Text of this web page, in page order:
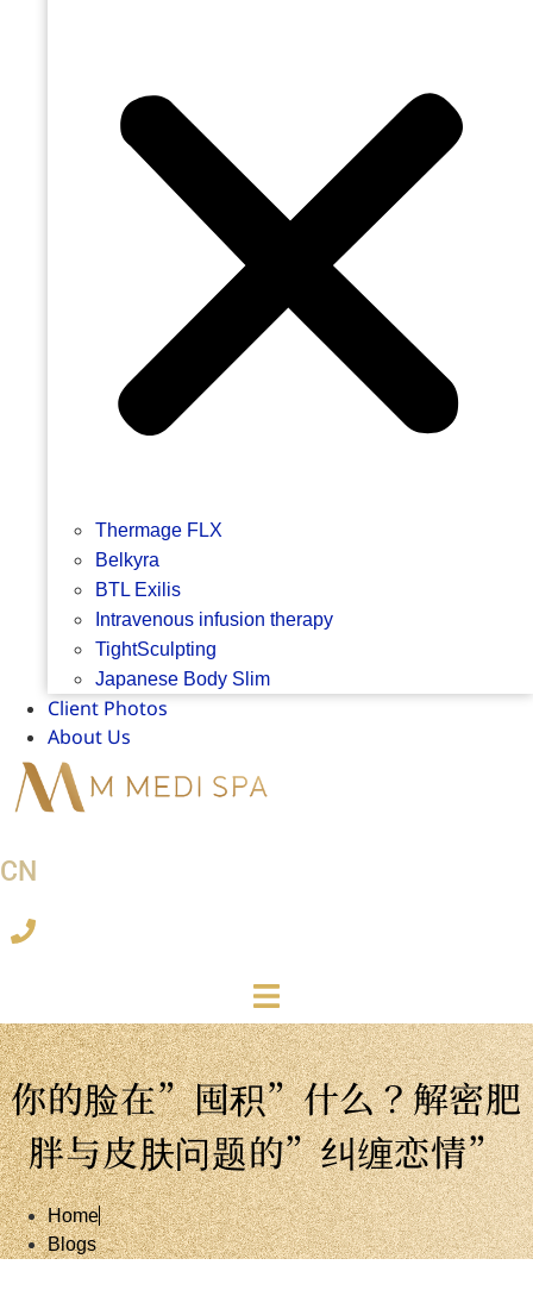
Thermage FLX
Belkyra
BTL Exilis
Intravenous infusion therapy
TightSculpting
Japanese Body Slim
Client Photos
About Us
CN
你的脸在”囤积”什么？解密肥
胖与皮肤问题的”纠缠恋情”
Home
Blogs